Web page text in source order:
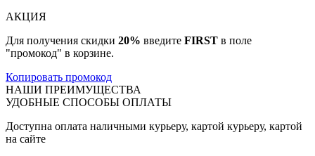
АКЦИЯ
Для получения скидки 20% введите FIRST в поле
"промокод" в корзине.
Копировать промокод
НАШИ ПРЕИМУЩЕСТВА
УДОБНЫЕ СПОСОБЫ ОПЛАТЫ
Доступна оплата наличными курьеру, картой курьеру, картой
на сайте